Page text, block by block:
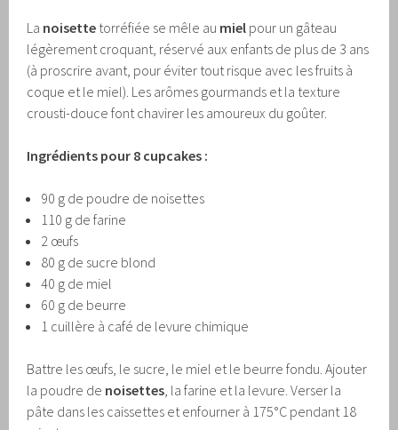
La noisette torréfiée se mêle au miel pour un gâteau
légèrement croquant, réservé aux enfants de plus de 3 ans
(à proscrire avant, pour éviter tout risque avec les fruits à
coque et le miel). Les arômes gourmands et la texture
crousti-douce font chavirer les amoureux du goûter.
Ingrédients pour 8 cupcakes :
90 g de poudre de noisettes
110 g de farine
2 œufs
80 g de sucre blond
40 g de miel
60 g de beurre
1 cuillère à café de levure chimique
Battre les œufs, le sucre, le miel et le beurre fondu. Ajouter
la poudre de noisettes, la farine et la levure. Verser la
pâte dans les caissettes et enfourner à 175°C pendant 18